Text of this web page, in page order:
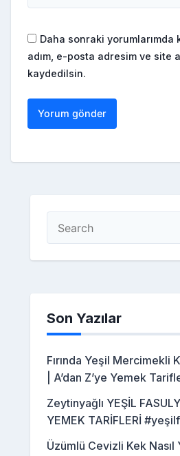
Daha sonraki yorumlarımda
adım, e-posta adresim ve site
kaydedilsin.
Son Yazılar
Fırında Yeşil Mercimekli
| A’dan Z’ye Yemek
Zeytinyağlı YEŞİL
YEMEK TARİFLERİ
Üzümlü Cevizli Kek Nasıl